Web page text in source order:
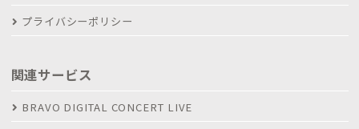
プライバシーポリシー
関連サービス
BRAVO DIGITAL CONCERT LIVE